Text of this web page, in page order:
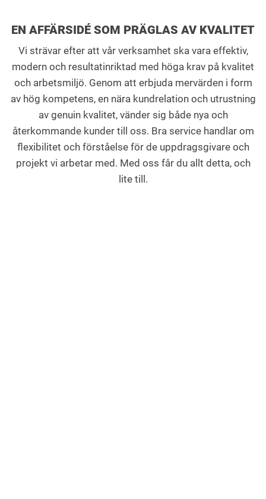
EN AFFÄRSIDÉ SOM PRÄGLAS AV KVALITET
Vi strävar efter att vår verksamhet ska vara effektiv,
modern och resultatinriktad med höga krav på kvalitet
och arbetsmiljö. Genom att erbjuda mervärden i form
av hög kompetens, en nära kundrelation och utrustning
av genuin kvalitet, vänder sig både nya och
återkommande kunder till oss. Bra service handlar om
flexibilitet och förståelse för de uppdragsgivare och
projekt vi arbetar med. Med oss får du allt detta, och
lite till.